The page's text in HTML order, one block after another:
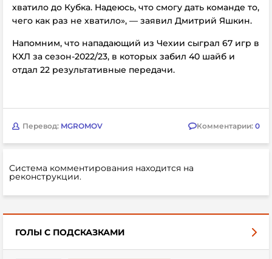
хватило до Кубка. Надеюсь, что смогу дать команде то,
чего как раз не хватило», — заявил Дмитрий Яшкин.
Напомним, что нападающий из Чехии сыграл 67 игр в
КХЛ за сезон-2022/23, в которых забил 40 шайб и
отдал 22 результативные передачи.
Перевод: MGROMOV Комментарии: 0
Система комментирования находится на
реконструкции.
ГОЛЫ С ПОДСКАЗКАМИ